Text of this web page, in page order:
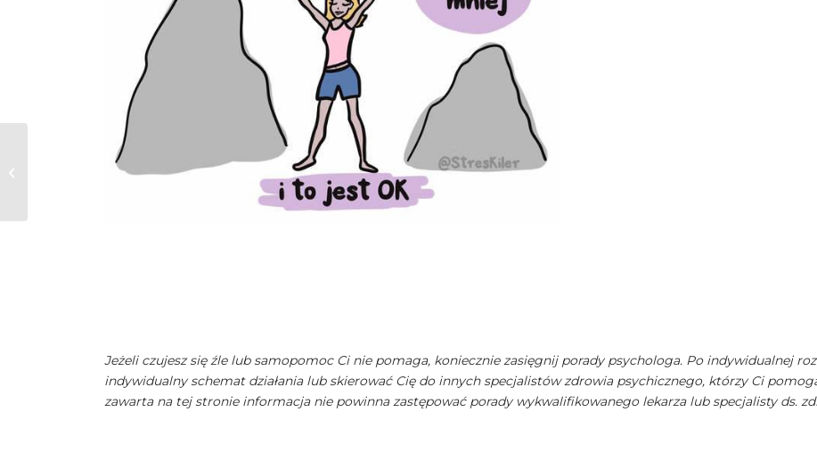
Jeżeli czujesz się źle lub samopomoc Ci nie pomaga, koniecznie zasięgnij porady psychologa. Po indywidualnej
indywidualny schemat działania lub skierować Cię do innych specjalistów zdrowia psychicznego, którzy Ci
zawarta na tej stronie informacja nie powinna zastępować porady wykwalifikowanego lekarza lub specjalisty ds.